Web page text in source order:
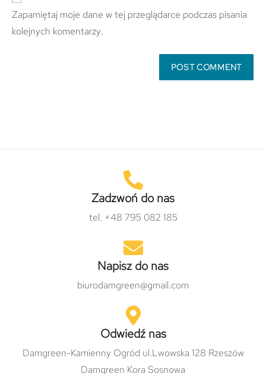
Zapamiętaj moje dane w tej przeglądarce podczas pisania
kolejnych komentarzy.
Zadzwoń do nas
tel. +48 795 082 185
Napisz do nas
biurodamgreen@gmail.com
Odwiedź nas
Damgreen-Kamienny Ogród ul.Lwowska 128 Rzeszów
Damgreen Kora Sosnowa